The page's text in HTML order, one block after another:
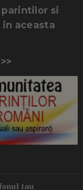
parintilor si
aceasta
tau